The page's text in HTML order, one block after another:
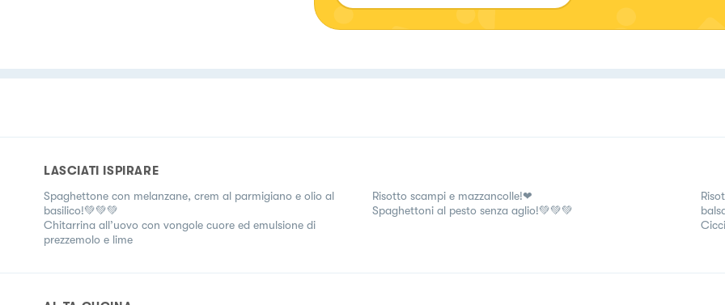
LASCIATI ISPIRARE
Spaghettone con melanzane, crem al parmigiano e olio al
basilico!💚💚💚
Chitarrina all’uovo con vongole cuore ed emulsione di
prezzemolo e lime
Risotto scampi e mazzancolle!❤
Spaghettoni al pesto senza aglio!💚💚💚